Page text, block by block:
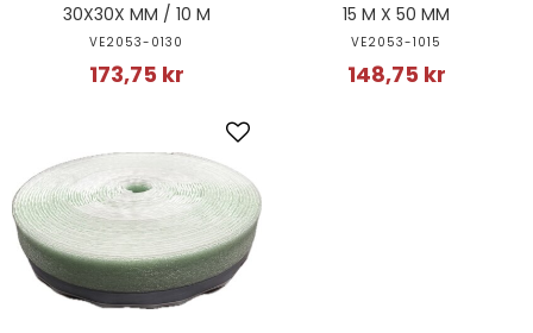
30X30X MM / 10 M
VE2053-0130
173,75 kr
15 M X 50 MM
VE2053-1015
148,75 kr